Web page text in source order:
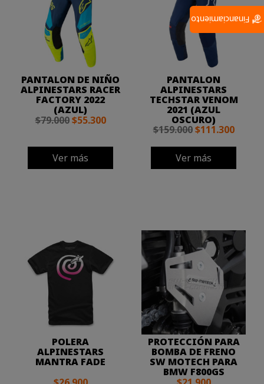
PANTALON DE NIÑO
ALPINESTARS RACER
FACTORY 2022
(AZUL)
$79.000 $55.300
Ver más
PANTALON
ALPINESTARS
TECHSTAR VENOM
2021 (AZUL
OSCURO)
$159.000 $111.300
Ver más
POLERA
ALPINESTARS
MANTRA FADE
PROTECCIÓN PARA
BOMBA DE FRENO
SW MOTECH PARA
BMW F800GS
Financiamiento